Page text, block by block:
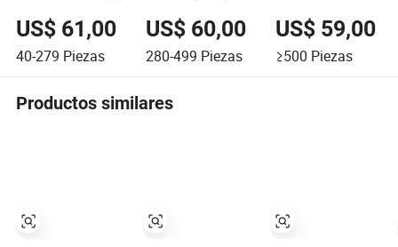
US$ 61,00
40-279 Piezas
US$ 60,00
280-499 Piezas
US$ 59,00
≥500 Piezas
Productos similares